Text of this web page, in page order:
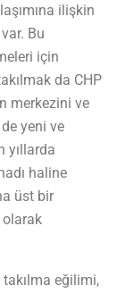
ilişkin
Bu
için
da CHP
merkezini ve
yeni ve
yıllarda
haline
üst bir
olarak
eğilimi,